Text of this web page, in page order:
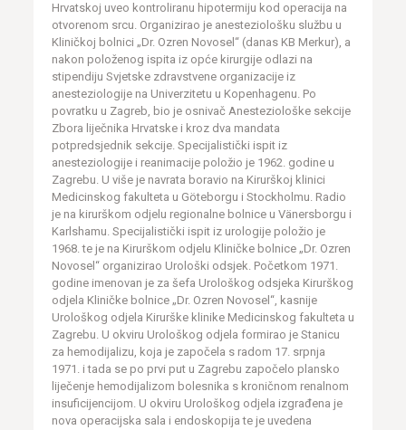
Hrvatskoj uveo kontroliranu hipotermiju kod operacija na
otvorenom srcu. Organizirao je anesteziološku službu u
Kliničkoj bolnici „Dr. Ozren Novosel“ (danas KB Merkur), a
nakon položenog ispita iz opće kirurgije odlazi na
stipendiju Svjetske zdravstvene organizacije iz
anesteziologije na Univerzitetu u Kopenhagenu. Po
povratku u Zagreb, bio je osnivač Anesteziološke sekcije
Zbora liječnika Hrvatske i kroz dva mandata
potpredsjednik sekcije. Specijalistički ispit iz
anesteziologije i reanimacije položio je 1962. godine u
Zagrebu. U više je navrata boravio na Kirurškoj klinici
Medicinskog fakulteta u Göteborgu i Stockholmu. Radio
je na kirurškom odjelu regionalne bolnice u Vänersborgu i
Karlshamu. Specijalistički ispit iz urologije položio je
1968. te je na Kirurškom odjelu Kliničke bolnice „Dr. Ozren
Novosel“ organizirao Urološki odsjek. Početkom 1971.
godine imenovan je za šefa Urološkog odsjeka Kirurškog
odjela Kliničke bolnice „Dr. Ozren Novosel“, kasnije
Urološkog odjela Kirurške klinike Medicinskog fakulteta u
Zagrebu. U okviru Urološkog odjela formirao je Stanicu
za hemodijalizu, koja je započela s radom 17. srpnja
1971. i tada se po prvi put u Zagrebu započelo plansko
liječenje hemodijalizom bolesnika s kroničnom renalnom
insuficijencijom. U okviru Urološkog odjela izgrađena je
nova operacijska sala i endoskopija te je uvedena